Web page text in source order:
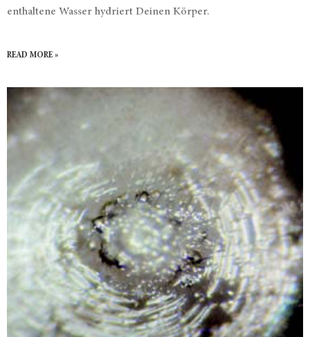
enthaltene Wasser hydriert Deinen Körper.
READ MORE »